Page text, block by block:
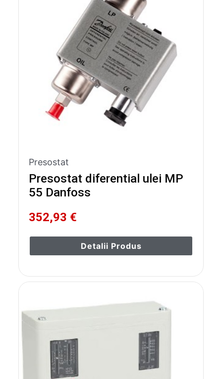
Presostat
Presostat diferential ulei MP
55 Danfoss
352,93 €
Detalii Produs